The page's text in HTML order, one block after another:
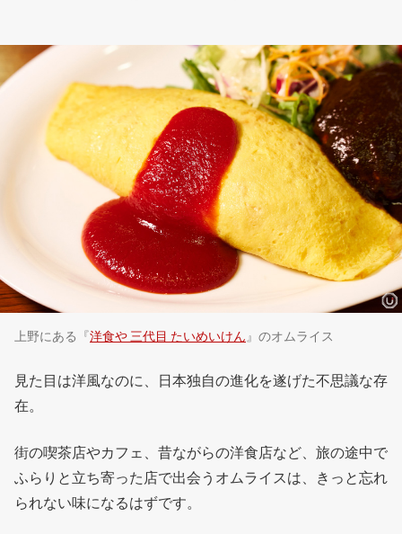
上野にある『洋食や 三代目 たいめいけん』のオムライス
見た目は洋風なのに、日本独自の進化を遂げた不思議な存
在。
街の喫茶店やカフェ、昔ながらの洋食店など、旅の途中で
ふらりと立ち寄った店で出会うオムライスは、きっと忘れ
られない味になるはずです。